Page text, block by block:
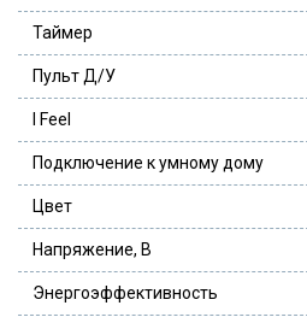
Таймер
Пульт Д/У
I Feel
Подключение к умному дому
Цвет
Напряжение, В
Энергоэффективность